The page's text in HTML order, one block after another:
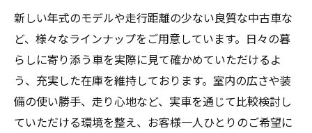
新しい年式のモデルや走行距離の少ない良質な中古車な
ど、様々なラインナップをご用意しています。日々の暮
らしに寄り添う車を実際に見て確かめていただけるよ
う、充実した在庫を維持しております。室内の広さや装
備の使い勝手、走り心地など、実車を通じて比較検討し
ていただける環境を整え、お客様一人ひとりのご希望に